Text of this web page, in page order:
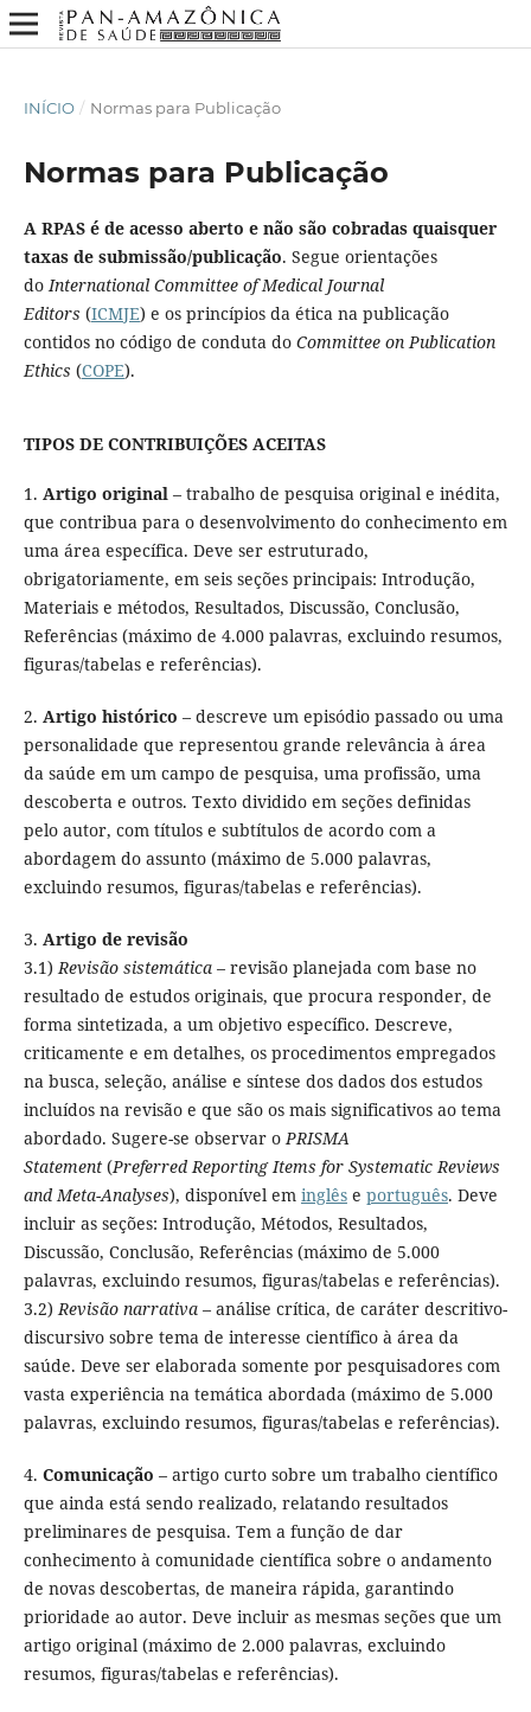
INÍCIO / Normas para Publicação
Normas para Publicação
A RPAS é de acesso aberto e não são cobradas quaisquer
taxas de submissão/publicação. Segue orientações
doInternational Committee of Medical Journal
Editors (ICMJE) e os princípios da ética na publicação
contidos no código de conduta do Committee on Publication
Ethics (COPE).
TIPOS DE CONTRIBUIÇÕES ACEITAS
1. Artigo original– trabalho de pesquisa original e inédita,
que contribua para o desenvolvimento do conhecimento em
uma área específica. Deve ser estruturado,
obrigatoriamente, em seis seções principais: Introdução,
Materiais e métodos, Resultados, Discussão, Conclusão,
Referências (máximo de 4.000 palavras, excluindo resumos,
figuras/tabelas e referências).
2. Artigo histórico – descreve um episódio passado ou uma
personalidade que representou grande relevância à área
da saúde em um campo de pesquisa, uma profissão, uma
descoberta e outros. Texto dividido em seções definidas
pelo autor, com títulos e subtítulos de acordo com a
abordagem do assunto (máximo de 5.000 palavras,
excluindo resumos, figuras/tabelas e referências).
3. Artigo de revisão
3.1)Revisão sistemática– revisão planejada com base no
resultado de estudos originais, que procura responder, de
forma sintetizada, a um objetivo específico. Descreve,
criticamente e em detalhes, os procedimentos empregados
na busca, seleção, análise e síntese dos dados dos estudos
incluídos na revisão e que são os mais significativos ao tema
abordado. Sugere-se observar oPRISMA
Statement(Preferred Reporting Items for Systematic Reviews
and Meta-Analyses), disponível em inglêse português. Deve
incluir as seções: Introdução, Métodos, Resultados,
Discussão, Conclusão, Referências (máximo de 5.000
palavras, excluindo resumos, figuras/tabelas e referências).
3.2)Revisão narrativa– análise crítica, de caráter descritivo-
discursivo sobre tema de interesse científico à área da
saúde. Deve ser elaborada somente por pesquisadores com
vasta experiência na temática abordada (máximo de 5.000
palavras, excluindo resumos, figuras/tabelas e referências).
4. Comunicação – artigo curto sobre um trabalho científico
que ainda está sendo realizado, relatando resultados
preliminares de pesquisa. Tem a função de dar
conhecimento à comunidade científica sobre o andamento
de novas descobertas, de maneira rápida, garantindo
prioridade ao autor. Deve incluir as mesmas seções que um
artigo original (máximo de 2.000 palavras, excluindo
resumos, figuras/tabelas e referências).